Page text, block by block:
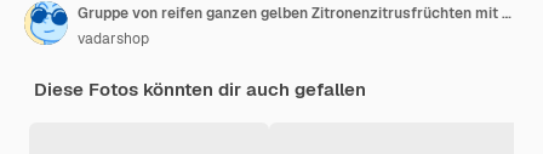
Gruppe von reifen ganzen gelben Zitronenzitrusfrüchten mit Zitronenfruchthälfte isoliert auf weißem Hintergrund
vadarshop
Diese Fotos könnten dir auch gefallen